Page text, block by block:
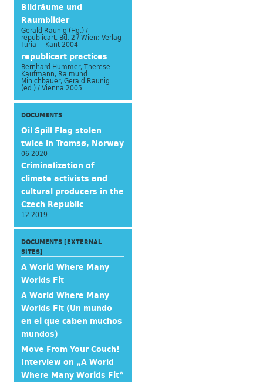
Bildräume und
Raumbilder
Gerald Raunig (Hg.) /
republicart, Bd. 2 / Wien: Verlag
Turia + Kant 2004
republicart practices
Bernhard Hummer, Therese
Kaufmann, Raimund
Minichbauer, Gerald Raunig
(ed.) / Vienna 2005
DOCUMENTS
Oil Spill Flag stolen
twice in Tromsø, Norway
06 2020
Criminalization of
climate activists and
cultural producers in the
Czech Republic
12 2019
DOCUMENTS [EXTERNAL
SITES]
A World Where Many
Worlds Fit
A World Where Many
Worlds Fit (Un mundo
en el que caben muchos
mundos)
Move From Your Couch!
Interview on „A World
Where Many Worlds Fit“